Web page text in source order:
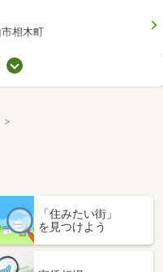
相木町
「住みたい街」
を見つけよう